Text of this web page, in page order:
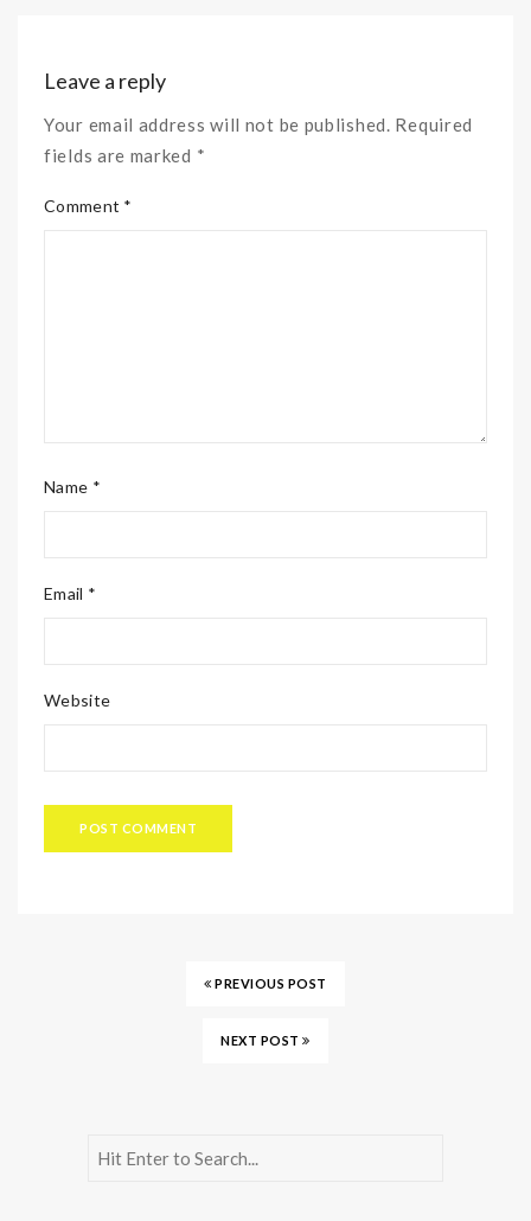
Leave a reply
Your email address will not be published. Required
fields are marked *
Comment *
Name *
Email *
Website
PREVIOUS POST
NEXT POST